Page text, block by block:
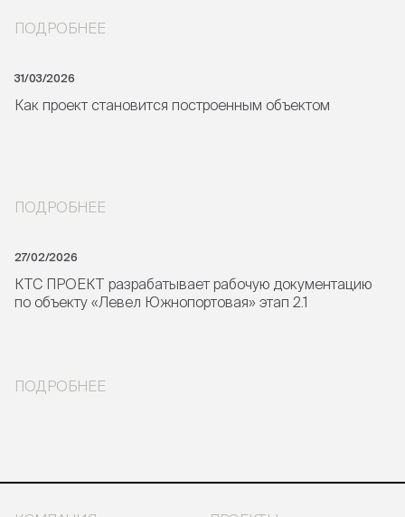
ПОДРОБНЕЕ
31/03/2026
Как проект становится построенным объектом
ПОДРОБНЕЕ
27/02/2026
КТС ПРОЕКТ разрабатывает рабочую документацию
по объекту «Левел Южнопортовая» этап 2.1
ПОДРОБНЕЕ